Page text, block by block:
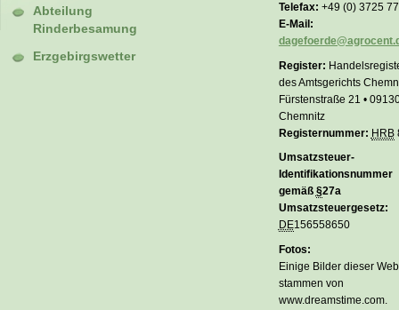
Abteilung
Rinderbesamung
Erzgebirgswetter
Telefax: +49 (0) 3725
E-Mail:
Register:
des Amtsgerichts
Fürstenstraße 21 •
Chemnitz
Registernummer: HRB
Umsatzsteuer-
Identifikationsnummer
gemäß §27a
Umsatzsteuergesetz:
DE156558650
Fotos:
Einige Bilder dieser
stammen von
www.dreamstime.com.